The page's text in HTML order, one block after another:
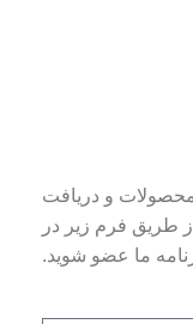
محصولات و دریافت
طریق فرم زیر در
ما عضو شوید.